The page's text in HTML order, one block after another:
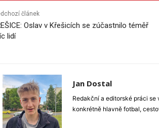
článek
Oslav v Křešicích se zúčastnilo téměř
lidí
Jan Dostal
Redakční a editorské práci se
konkrétně hlavně fotbal,